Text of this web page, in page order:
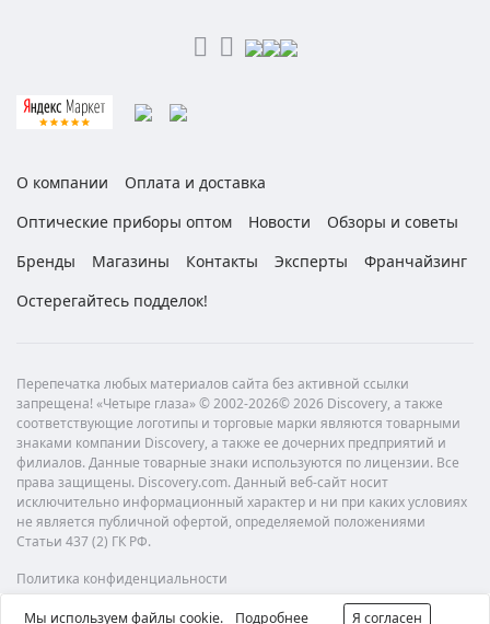
О компании
Оплата и доставка
Оптические приборы оптом
Новости
Обзоры и советы
Бренды
Магазины Контакты Эксперты
Франчайзинг
Остерегайтесь подделок!
Перепечатка любых материалов сайта без активной ссылки
запрещена! «Четыре глаза» © 2002-2026© 2026 Discovery, а также
соответствующие логотипы и торговые марки являются товарными
знаками компании Discovery, а также ее дочерних предприятий и
филиалов. Данные товарные знаки используются по лицензии. Все
права защищены. Discovery.com. Данный веб-сайт носит
исключительно информационный характер и ни при каких условиях
не является публичной офертой, определяемой положениями
Статьи 437 (2) ГК РФ.
Политика конфиденциальности
Мы используем файлы cookie. Подробнее Я согласен